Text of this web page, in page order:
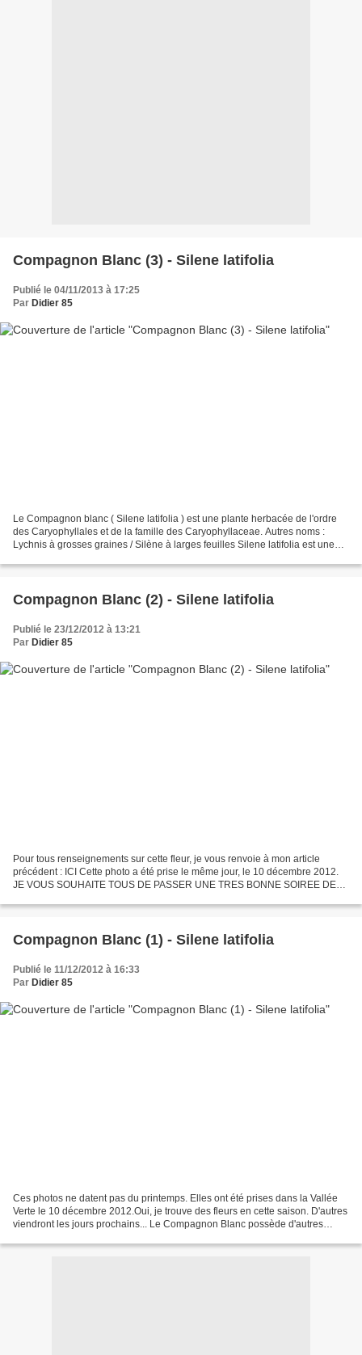
Compagnon Blanc (3) - Silene latifolia
Publié le 04/11/2013 à 17:25
Par Didier 85
Le Compagnon blanc ( Silene latifolia ) est une plante herbacée de l'ordre
des Caryophyllales et de la famille des Caryophyllaceae. Autres noms :
Lychnis à grosses graines / Silène à larges feuilles Silene latifolia est une
Compagnon Blanc (2) - Silene latifolia
Publié le 23/12/2012 à 13:21
Par Didier 85
Pour tous renseignements sur cette fleur, je vous renvoie à mon article
précédent : ICI Cette photo a été prise le même jour, le 10 décembre 2012.
JE VOUS SOUHAITE TOUS DE PASSER UNE TRES BONNE SOIREE DE
Compagnon Blanc (1) - Silene latifolia
Publié le 11/12/2012 à 16:33
Par Didier 85
Ces photos ne datent pas du printemps. Elles ont été prises dans la Vallée
Verte le 10 décembre 2012.Oui, je trouve des fleurs en cette saison. D'autres
viendront les jours prochains... Le Compagnon Blanc possède d'autres